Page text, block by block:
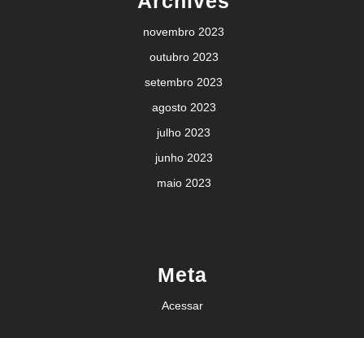
novembro 2023
outubro 2023
setembro 2023
agosto 2023
julho 2023
junho 2023
maio 2023
Meta
Acessar